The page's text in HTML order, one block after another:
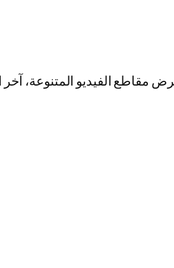
الفيديو المتنوعة، آخر